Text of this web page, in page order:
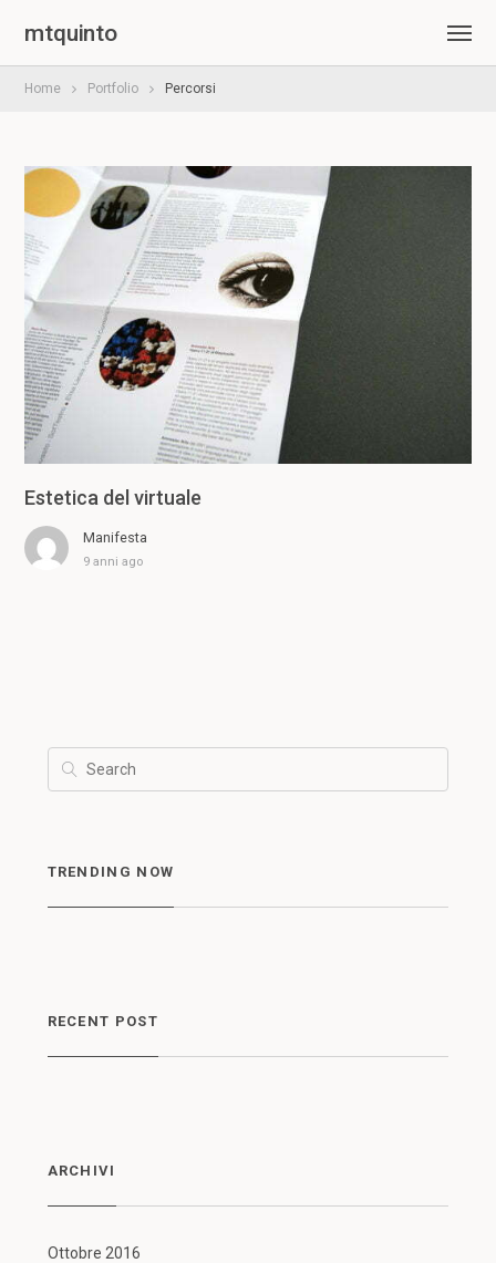
mtquinto
Home Portfolio Percorsi
Estetica del virtuale
Manifesta
9 anni ago
TRENDING NOW
RECENT POST
ARCHIVI
Ottobre 2016